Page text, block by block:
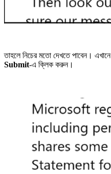
তাহলে নিচের মতো দেখতে পাবেন।
Submit-এ ক্লিক করুন।